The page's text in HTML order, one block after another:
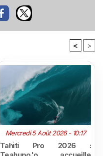
< >
Mercredi 5 Août 2026 - 10:17
Tahiti Pro 2026 :